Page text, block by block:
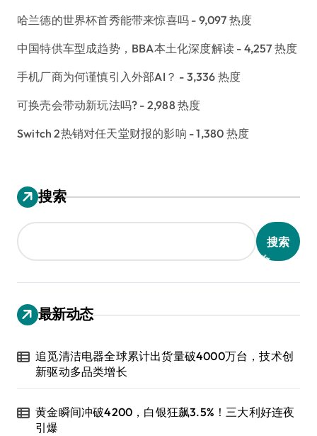
哈兰德的世界杯首秀能带来惊喜吗 - 9,097 热度
中国特供车型成趋势，BBA本土化深度解读 - 4,257 热度
手机厂商为何谨慎引入外部AI？ - 3,336 热度
可换壳会带动新玩法吗? - 2,988 热度
Switch 2热销对任天堂财报的影响 - 1,380 热度
搜索
搜索
最新动态
追觅清洁电器全球累计出货量破4000万台，技术创
新驱动多品类增长
黄金瞬间冲破4200，白银狂飙3.5%！三大利好连夜
引爆